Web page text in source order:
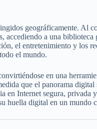
geográficamente. Al
accediendo a una
el entretenimiento y los
el mundo.
en una
que el panorama
en Internet segura, privada
huella digital en un mundo